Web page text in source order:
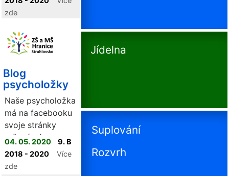
zde
Blog
psycholožky
Naše psycholožka
má na facebooku
svoje stránky
určené vám.
04. 05. 2020
9. B
2018 - 2020
Více
zde
Jídelna
Suplování
Rozvrh